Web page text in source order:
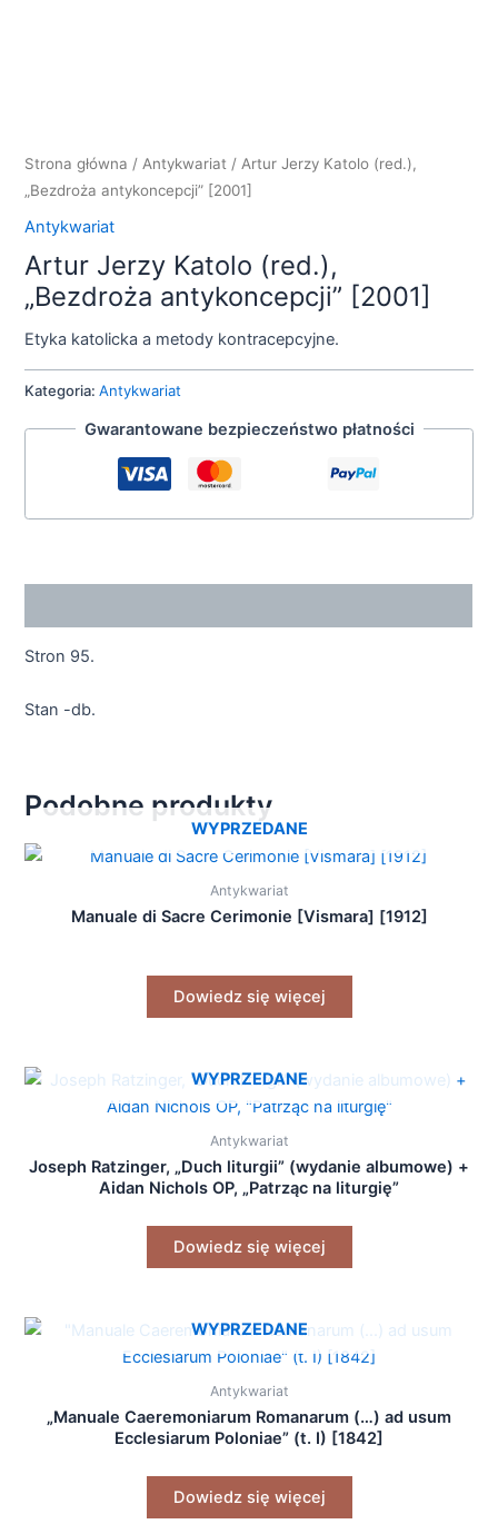
Strona główna / Antykwariat / Artur Jerzy Katolo (red.),
„Bezdroża antykoncepcji” [2001]
Antykwariat
Artur Jerzy Katolo (red.),
„Bezdroża antykoncepcji” [2001]
Etyka katolicka a metody kontracepcyjne.
Kategoria:Antykwariat
Gwarantowane bezpieczeństwo płatności
Stron 95.
Stan -db.
Podobne produkty
WYPRZEDANE
Antykwariat
Manuale di Sacre Cerimonie [Vismara] [1912]
Dowiedz się więcej
WYPRZEDANE
Antykwariat
Joseph Ratzinger, „Duch liturgii” (wydanie albumowe) +
Aidan Nichols OP, „Patrząc na liturgię”
Dowiedz się więcej
WYPRZEDANE
Antykwariat
„Manuale Caeremoniarum Romanarum (…) ad usum
Ecclesiarum Poloniae” (t. I) [1842]
Dowiedz się więcej